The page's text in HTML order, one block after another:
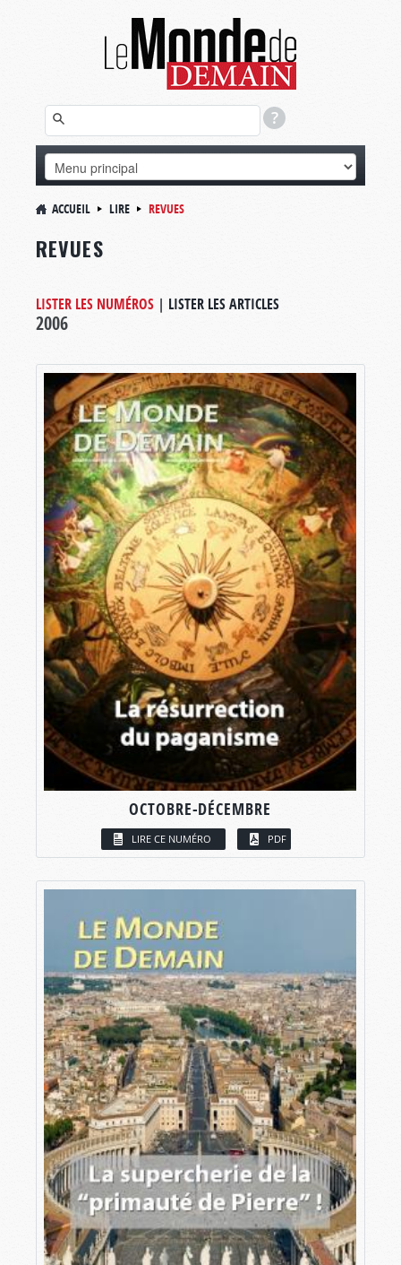
ACCUEIL LIRE REVUES
REVUES
LISTER LES NUMÉROS | LISTER LES ARTICLES
2006
OCTOBRE-DÉCEMBRE
LIRE CE NUMÉRO PDF